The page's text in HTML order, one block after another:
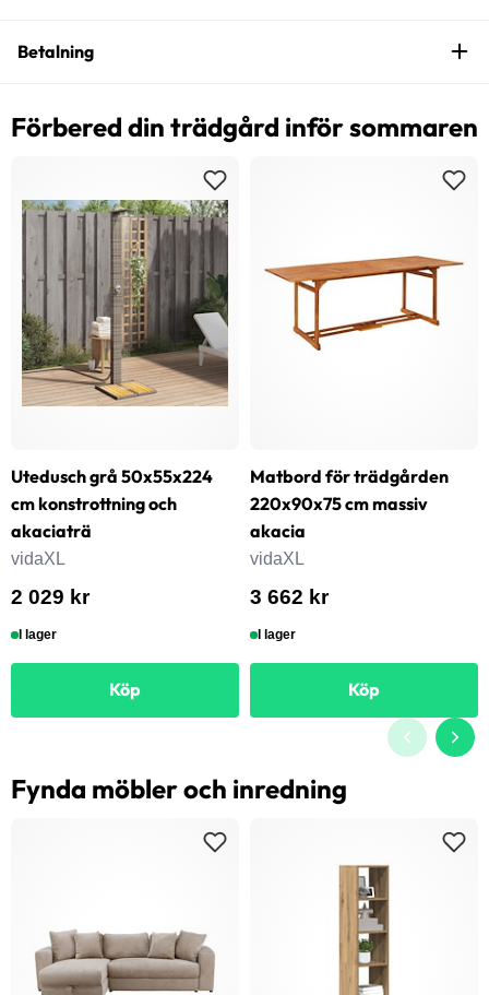
Betalning
Förbered din trädgård inför sommaren
Utedusch grå 50x55x224
cm konstrottning och
akaciaträ
vidaXL
2 029 kr
I lager
Köp
Matbord för trädgården
220x90x75 cm massiv
akacia
vidaXL
3 662 kr
I lager
Köp
Fynda möbler och inredning